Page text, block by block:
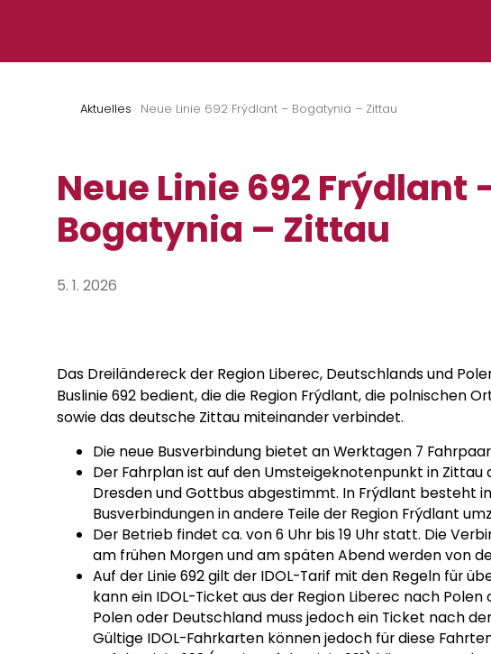
Aktuelles Neue Linie 692 Frýdlant – Bogatynia – Zittau
Neue Linie 692 Frýdlant
Bogatynia – Zittau
5. 1. 2026
Das Dreiländereck der Region Liberec, Deutschlands und
Buslinie 692 bedient, die die Region Frýdlant, die polnischen
sowie das deutsche Zittau miteinander verbindet.
Die neue Busverbindung bietet an Werktagen 7
Der Fahrplan ist auf den Umsteigeknotenpunkt in Zittau
Dresden und Gottbus abgestimmt. In Frýdlant besteht
Busverbindungen in andere Teile der Region Frýdlant
Der Betrieb findet ca. von 6 Uhr bis 19 Uhr statt. Die
am frühen Morgen und am späten Abend werden von
Auf der Linie 692 gilt der IDOL-Tarif mit den Regeln für
kann ein IDOL-Ticket aus der Region Liberec nach
Polen oder Deutschland muss jedoch ein Ticket nach
Gültige IDOL-Fahrkarten können jedoch für diese